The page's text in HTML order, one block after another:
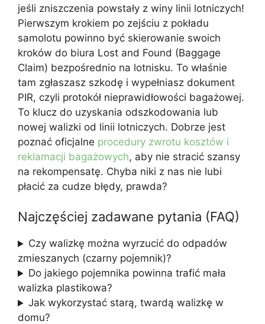
jeśli zniszczenia powstały z winy linii lotniczych!
Pierwszym krokiem po zejściu z pokładu
samolotu powinno być skierowanie swoich
kroków do biura Lost and Found (Baggage
Claim) bezpośrednio na lotnisku. To właśnie
tam zgłaszasz szkodę i wypełniasz dokument
PIR, czyli protokół nieprawidłowości bagażowej.
To klucz do uzyskania odszkodowania lub
nowej walizki od linii lotniczych. Dobrze jest
poznać oficjalne procedury zwrotu kosztów i
reklamacji bagażowych, aby nie stracić szansy
na rekompensatę. Chyba niki z nas nie lubi
płacić za cudze błędy, prawda?
Najczęściej zadawane pytania (FAQ)
Czy walizkę można wyrzucić do odpadów
zmieszanych (czarny pojemnik)?
Do jakiego pojemnika powinna trafić mała
walizka plastikowa?
Jak wykorzystać starą, twardą walizkę w
domu?